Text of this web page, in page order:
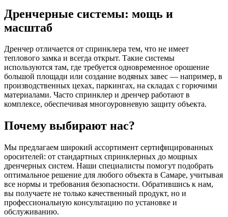
Дренчерные системы: мощь и
масштаб
Дренчер отличается от спринклера тем, что не имеет
теплового замка и всегда открыт. Такие системы
используются там, где требуется одновременное орошение
большой площади или создание водяных завес — например, в
производственных цехах, паркингах, на складах с горючими
материалами. Часто спринклер и дренчер работают в
комплексе, обеспечивая многоуровневую защиту объекта.
Почему выбирают нас?
Мы предлагаем широкий ассортимент сертифицированных
оросителей: от стандартных спринклерных до мощных
дренчерных систем. Наши специалисты помогут подобрать
оптимальное решение для любого объекта в Самаре, учитывая
все нормы и требования безопасности. Обратившись к нам,
вы получаете не только качественный продукт, но и
профессиональную консультацию по установке и
обслуживанию.